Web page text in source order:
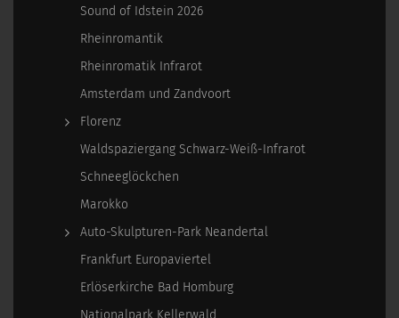
Sound of Idstein 2026
Rheinromantik
Rheinromatik Infrarot
Amsterdam und Zandvoort
Florenz
Waldspaziergang Schwarz-Weiß-Infrarot
Schneeglöckchen
Marokko
Auto-Skulpturen-Park Neandertal
Frankfurt Europaviertel
Erlöserkirche Bad Homburg
Nationalpark Kellerwald